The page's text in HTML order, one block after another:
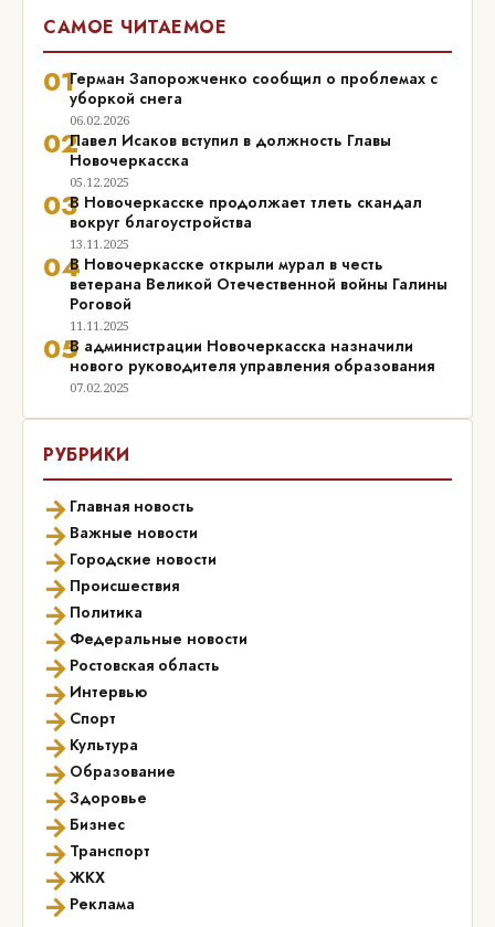
САМОЕ ЧИТАЕМОЕ
01Герман Запорожченко сообщил о проблемах с
уборкой снега
06.02.2026
02Павел Исаков вступил в должность Главы
Новочеркасска
05.12.2025
03В Новочеркасске продолжает тлеть скандал
вокруг благоустройства
13.11.2025
04В Новочеркасске открыли мурал в честь
ветерана Великой Отечественной войны Галины
Роговой
11.11.2025
05В администрации Новочеркасска назначили
нового руководителя управления образования
07.02.2025
РУБРИКИ
→ Главная новость
→ Важные новости
→ Городские новости
→ Происшествия
→ Политика
→ Федеральные новости
→ Ростовская область
→ Интервью
→ Спорт
→ Культура
→ Образование
→Здоровье
→ Бизнес
→ Транспорт
→ЖКХ
→ Реклама